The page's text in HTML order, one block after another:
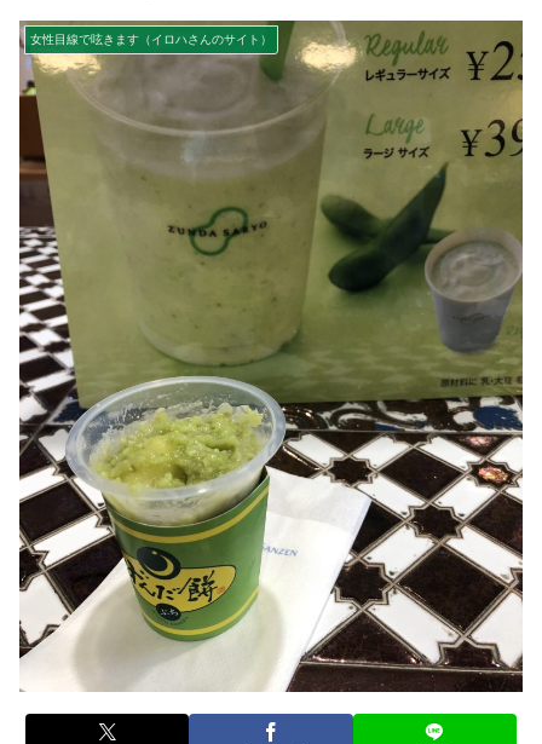
女性目線で呟きます（イロハさんのサイト）